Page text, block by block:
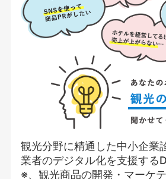
観光分野に精通した中小企業
業者のデジタル化を支援する
※、観光商品の開発・マーケ